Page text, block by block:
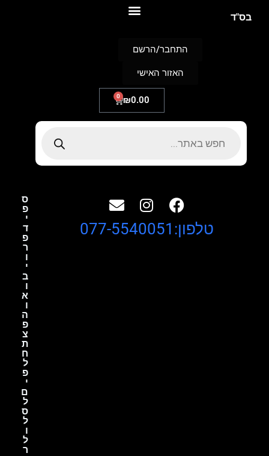
בס"ד
₪0.00
0
התחבר/הרשם
האזור האישי
ס
פ
י
ד
פ
ר
ו
י
ב
ו
א
ו
ה
פ
צ
ת
ח
ל
פ
י
ם
ל
ס
ל
ו
ל
ר
טלפון:077-5540051